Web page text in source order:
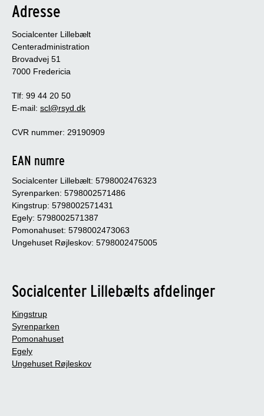
Adresse
Socialcenter Lillebælt
Centeradministration
Brovadvej 51
7000 Fredericia
Tlf: 99 44 20 50
E-mail: scl@rsyd.dk
CVR nummer: 29190909
EAN numre
Socialcenter Lillebælt: 5798002476323
Syrenparken: 5798002571486
Kingstrup: 5798002571431
Egely: 5798002571387
Pomonahuset: 5798002473063
Ungehuset Røjleskov: 5798002475005
Socialcenter Lillebælts afdelinger
Kingstrup
Syrenparken
Pomonahuset
Egely
Ungehuset Røjleskov